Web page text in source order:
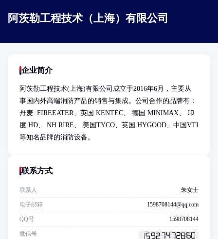
阿茨勒工程技术（上海）有限公司
企业简介
阿茨勒工程技术(上海)有限公司成立于2016年6月，主要从
事国内外高端消防产品的销售与集成。公司合作的品牌有：
丹麦  FIREEATER、英国 KENTEC、 德国 MINIMAX、 印
度 HD、 NH RIRE、 美国TYCO、英国 HYGOOD、中国VTI
等知名品牌的消防设备。
联系方式
联系人 朱女士
电子邮箱 1598708144@qq.com
QQ号 1598708144
微信号